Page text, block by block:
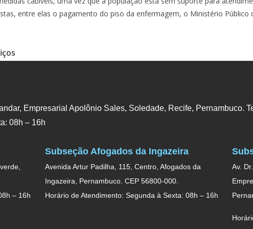
entre elas o pagamento do piso da enfermagem, o Ministério
Empresarial Apolônio Sales, Soledade, Recife, Pernambuco.
08h – 16h
– 16h
Subseção Afogados da Ingazeira
Avenida Artur Padilha, 115, Centro, Afogados da
Ingazeira, Pernambuco. CEP 56800-000.
Horário de Atendimento: Segunda à Sexta: 08h – 16h
Av.